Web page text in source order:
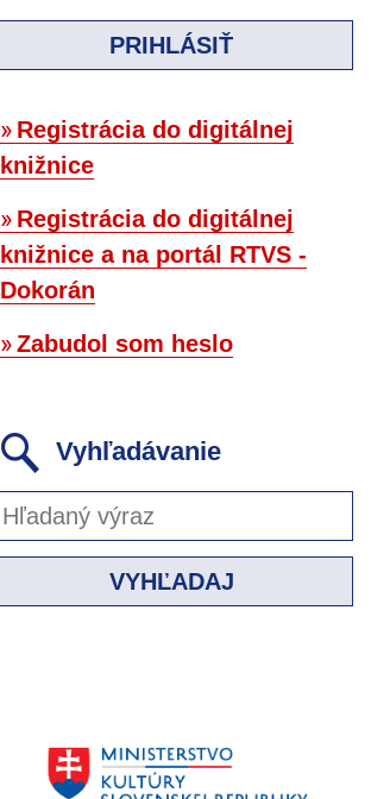
PRIHLÁSIŤ
Registrácia do digitálnej
knižnice
Registrácia do digitálnej
knižnice a na portál RTVS -
Dokorán
Zabudol som heslo
Vyhľadávanie
VYHĽADAJ